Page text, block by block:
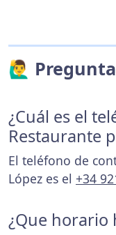
🙋‍♂️
¿Cuál es el
Restaurante
El teléfono de
López es el +34
¿Que horario